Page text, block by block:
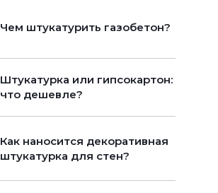
Чем штукатурить газобетон?
Штукатурка или гипсокартон:
что дешевле?
Как наносится декоративная
штукатурка для стен?